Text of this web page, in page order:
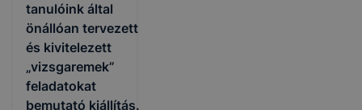
tanulóink által
önállóan tervezett
és kivitelezett
„vizsgaremek”
feladatokat
bemutató kiállítás.